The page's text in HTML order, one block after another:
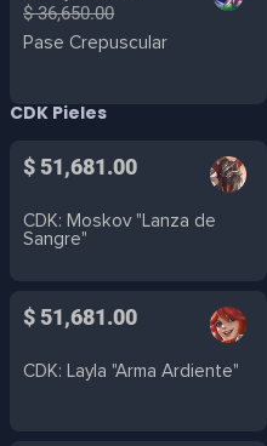
$ 36,650.00
Pase Crepuscular
CDK Pieles
$ 51,681.00
CDK: Moskov "Lanza de
Sangre"
$ 51,681.00
CDK: Layla "Arma Ardiente"